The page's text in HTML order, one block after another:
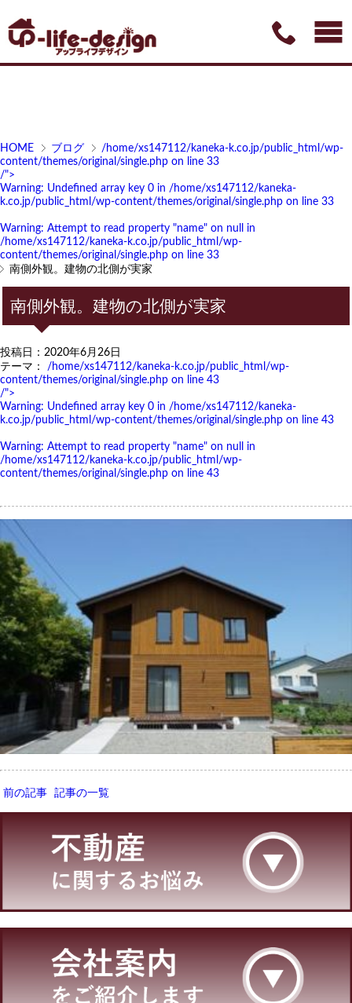
HOME ブログ
/home/xs147112/kaneka-k.co.jp/public_html/wp-
content/themes/original/single.php on line 33
/">
Warning: Undefined array key 0 in /home/xs147112/kaneka-
k.co.jp/public_html/wp-content/themes/original/single.php on line 33
Warning: Attempt to read property "name" on null in
/home/xs147112/kaneka-k.co.jp/public_html/wp-
content/themes/original/single.php on line 33
南側外観。建物の北側が実家
南側外観。建物の北側が実家
投稿日：2020年6月26日
テーマ： /home/xs147112/kaneka-k.co.jp/public_html/wp-
content/themes/original/single.php on line 43
/">
Warning: Undefined array key 0 in /home/xs147112/kaneka-
k.co.jp/public_html/wp-content/themes/original/single.php on line 43
Warning: Attempt to read property "name" on null in
/home/xs147112/kaneka-k.co.jp/public_html/wp-
content/themes/original/single.php on line 43
前の記事 記事の一覧